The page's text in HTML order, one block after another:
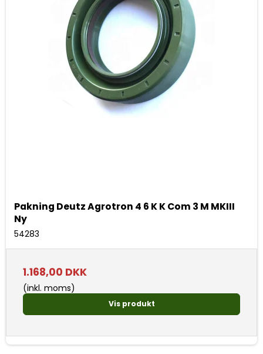
Pakning Deutz Agrotron 4 6 K K Com 3 M MKIII
Ny
54283
1.168,00 DKK
(inkl. moms)
Vis produkt